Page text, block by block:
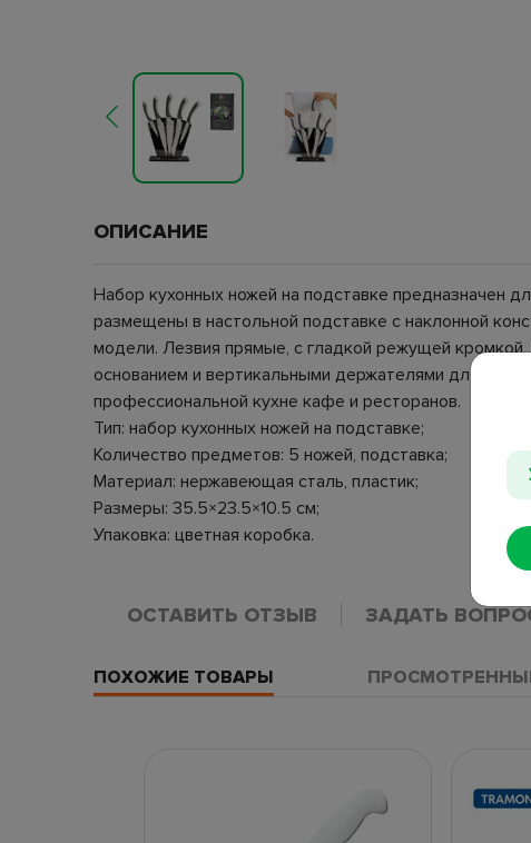
ОПИСАНИЕ
Набор кухонных ножей на подставке предназначен
размещены в настольной подставке с наклонной
модели. Лезвия прямые, с гладкой режущей
основанием и вертикальными держателями для
профессиональной кухне кафе и ресторанов.
Тип: набор кухонных ножей на подставке;
Количество предметов: 5 ножей, подставка;
Материал: нержавеющая сталь, пластик;
Размеры: 35.5×23.5×10.5 см;
Упаковка: цветная коробка.
ОСТАВИТЬ ОТЗЫВ ЗАДАТЬ
ПОХОЖИЕ ТОВАРЫ